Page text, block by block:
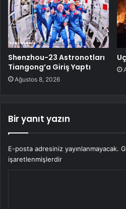
Shenzhou-23 Astronotları
Tiangong’a Giriş Yaptı
Ağustos 8, 2026
Bir yanıt yazın
E-posta adresiniz yayınlanmayacak.
işaretlenmişlerdir